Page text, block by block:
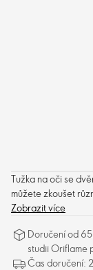
Tužka na oči se
můžete zkoušet
Zobrazit více
Doručení od
studii Oriflame
Čas doručení: